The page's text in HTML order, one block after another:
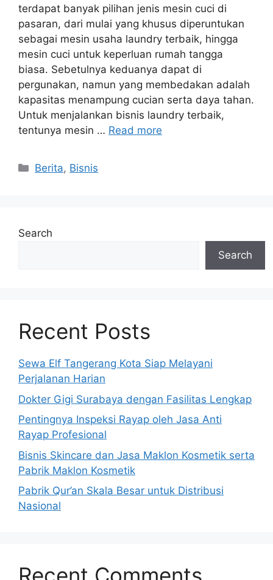
terdapat banyak pilihan jenis mesin cuci di
pasaran, dari mulai yang khusus diperuntukan
sebagai mesin usaha laundry terbaik, hingga
mesin cuci untuk keperluan rumah tangga
biasa. Sebetulnya keduanya dapat di
pergunakan, namun yang membedakan adalah
kapasitas menampung cucian serta daya tahan.
Untuk menjalankan bisnis laundry terbaik,
tentunya mesin … Read more
Categories
Berita, Bisnis
Search
Search
Recent Posts
Sewa Elf Tangerang Kota Siap Melayani
Perjalanan Harian
Dokter Gigi Surabaya dengan Fasilitas Lengkap
Pentingnya Inspeksi Rayap oleh Jasa Anti
Rayap Profesional
Bisnis Skincare dan Jasa Maklon Kosmetik serta
Pabrik Maklon Kosmetik
Pabrik Qur’an Skala Besar untuk Distribusi
Nasional